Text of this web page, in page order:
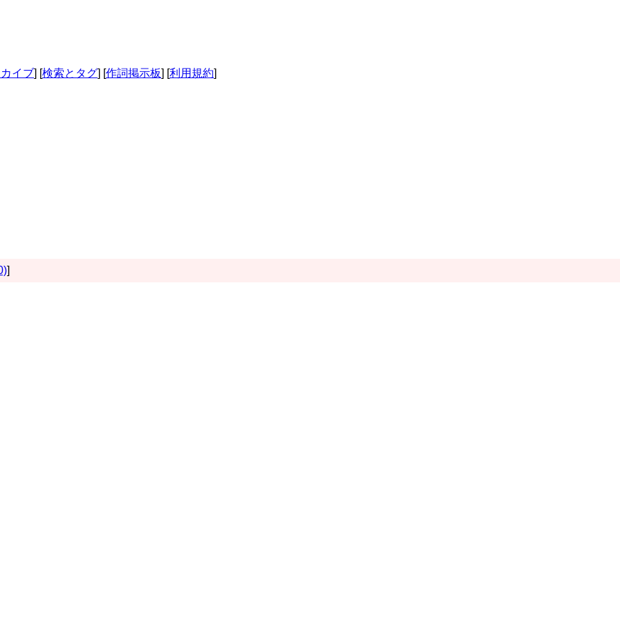
イブ] [検索とタグ] [作詞掲示板] [利用規約]
]